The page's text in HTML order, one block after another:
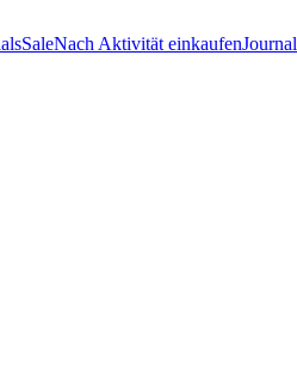
SaleNach Aktivität einkaufenJournal